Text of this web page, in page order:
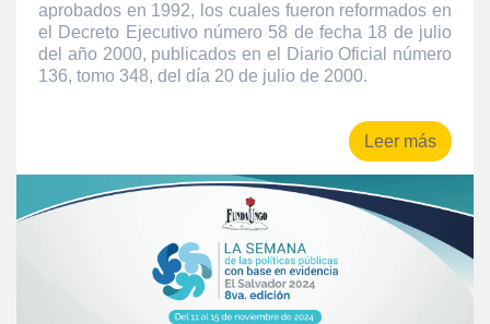
aprobados en 1992, los cuales fueron reformados en
el Decreto Ejecutivo número 58 de fecha 18 de julio
del año 2000, publicados en el Diario Oficial número
136, tomo 348, del día 20 de julio de 2000.
Leer más